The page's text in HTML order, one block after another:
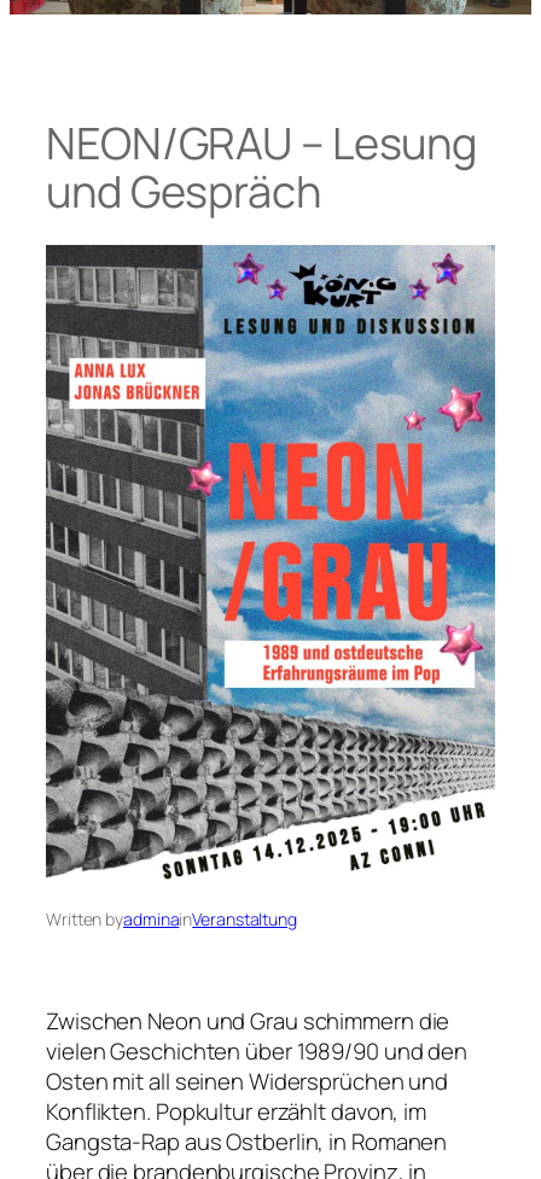
NEON/GRAU – Lesung
und Gespräch
Written byadminainVeranstaltung
Zwischen Neon und Grau schimmern die
vielen Geschichten über 1989/90 und den
Osten mit all seinen Widersprüchen und
Konflikten. Popkultur erzählt davon, im
Gangsta-Rap aus Ostberlin, in Romanen
über die brandenburgische Provinz, in